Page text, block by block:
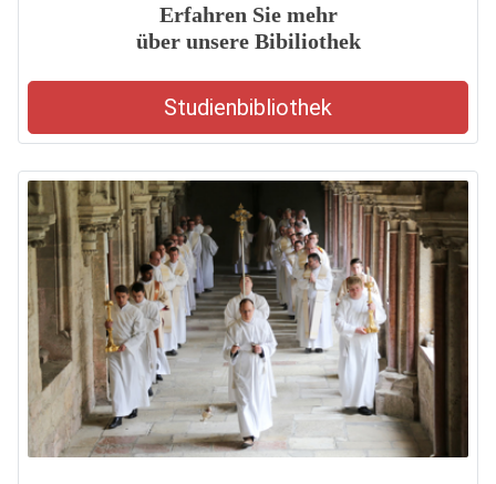
Erfahren Sie mehr
über unsere Bibiliothek
Studienbibliothek